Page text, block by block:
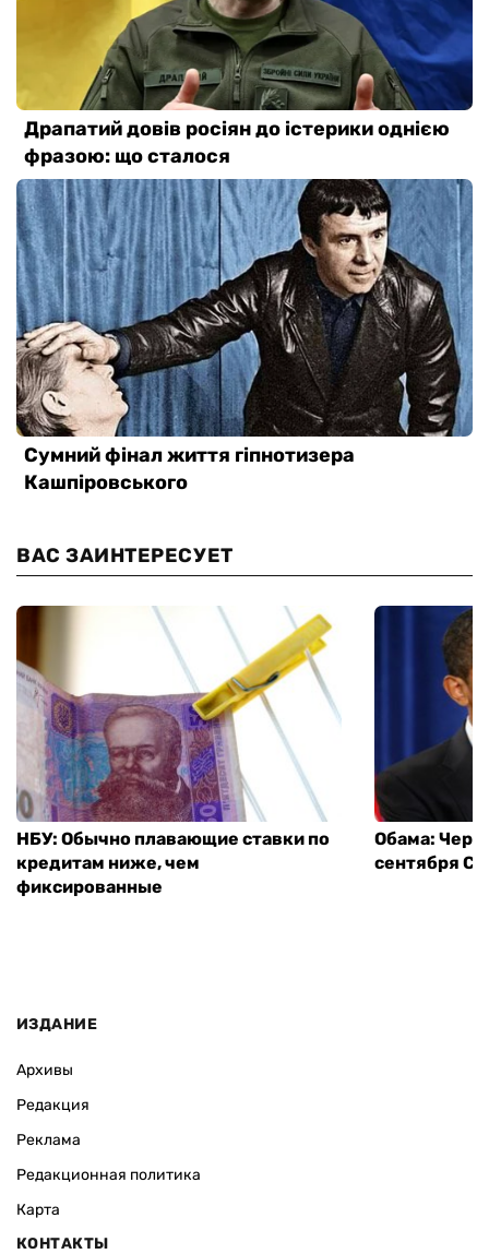
ВАС ЗАИНТЕРЕСУЕТ
НБУ: Обычно плавающие ставки по
кредитам ниже, чем
фиксированные
Обама:
сентября
ИЗДАНИЕ
Архивы
Редакция
Реклама
Редакционная политика
Карта
КОНТАКТЫ